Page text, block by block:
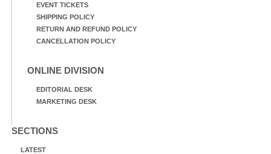
EVENT TICKETS
SHIPPING POLICY
RETURN AND REFUND POLICY
CANCELLATION POLICY
ONLINE DIVISION
EDITORIAL DESK
MARKETING DESK
SECTIONS
LATEST